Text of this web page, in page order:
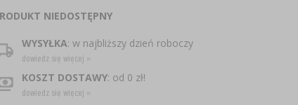
NIEDOSTĘPNY
WYSYŁKA: w najbliższy dzień roboczy
dowiedz się więcej »
KOSZT DOSTAWY: od 0 zł!
dowiedz się więcej »